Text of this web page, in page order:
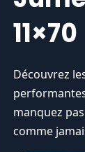
11×70
Découvrez
manquez
comme